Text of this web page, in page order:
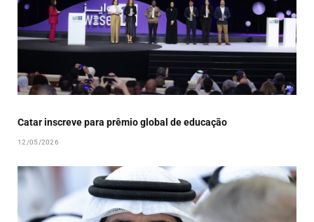
Catar inscreve para prêmio global de educação
12/05/2026